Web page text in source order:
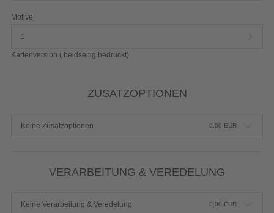
Motive:
1
Kartenversion ( beidseitig bedruckt)
ZUSATZOPTIONEN
Keine Zusatzoptionen 0,00 EUR
VERARBEITUNG & VEREDELUNG
Keine Verarbeitung & Veredelung 0,00 EUR